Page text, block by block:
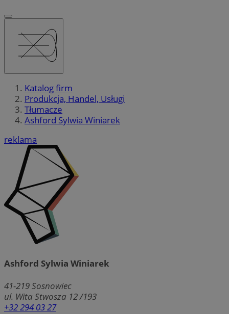
Katalog firm
Produkcja, Handel, Usługi
Tłumacze
Ashford Sylwia Winiarek
reklama
Ashford Sylwia Winiarek
41-219Sosnowiec
ul. Wita Stwosza 12 /193
+32 294 03 27